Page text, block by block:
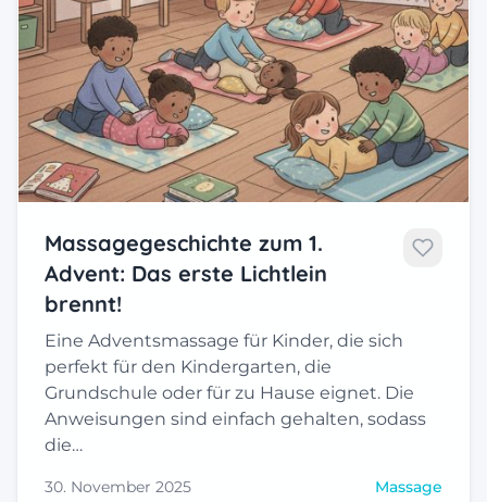
Massagegeschichte zum 1.
Advent: Das erste Lichtlein
brennt!
Eine Adventsmassage für Kinder, die sich
perfekt für den Kindergarten, die
Grundschule oder für zu Hause eignet. Die
Anweisungen sind einfach gehalten, sodass
die…
30. November 2025 Massage